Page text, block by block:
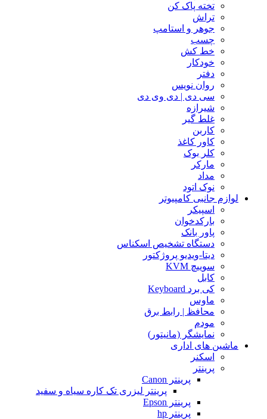
تخته پاک کن
تراش
جوهر و استامپ
چسب
خط کش
خودکار
دفتر
روان نویس
سی دی | دی وی دی
شیرازه
غلط گیر
کاربن
کاور کاغذ
کلر بوک
مارکر
مداد
نوک اتود
لوازم جانبی کامپیوتر
اسپیکر
بارکدخوان
پاور بانک
دستگاه تشخیص اسکناس
دیتا-ویدیو پروژکتور
سوییچ KVM
کابل
کی برد Keyboard
ماوس
محافظ | رابط برق
مودم
نمایشگر (مانیتور)
ماشین های اداری
اسکنر
پرینتر
پرینتر Canon
پرینتر لیزری تک کاره سیاه و سفید
پرینتر Epson
پرینتر hp